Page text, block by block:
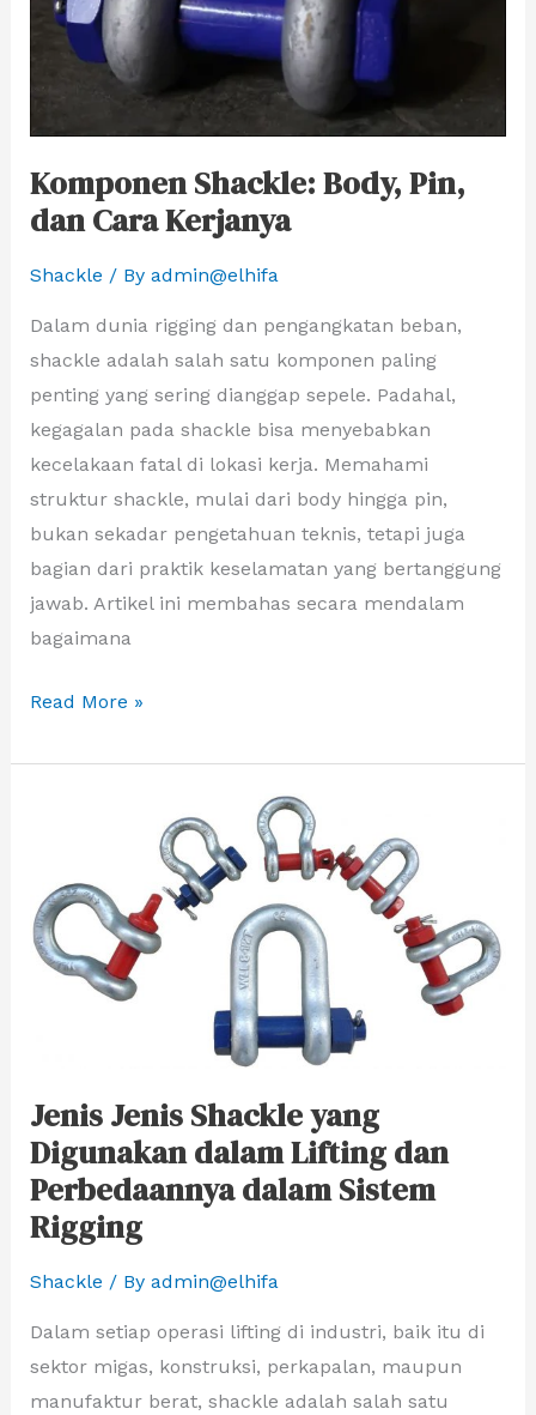
Komponen Shackle: Body, Pin,
dan Cara Kerjanya
Shackle / By admin@elhifa
Dalam dunia rigging dan pengangkatan beban,
shackle adalah salah satu komponen paling
penting yang sering dianggap sepele. Padahal,
kegagalan pada shackle bisa menyebabkan
kecelakaan fatal di lokasi kerja. Memahami
struktur shackle, mulai dari body hingga pin,
bukan sekadar pengetahuan teknis, tetapi juga
bagian dari praktik keselamatan yang bertanggung
jawab. Artikel ini membahas secara mendalam
bagaimana
Read More »
Jenis Jenis Shackle yang
Digunakan dalam Lifting dan
Perbedaannya dalam Sistem
Rigging
Shackle / By admin@elhifa
Dalam setiap operasi lifting di industri, baik itu di
sektor migas, konstruksi, perkapalan, maupun
manufaktur berat, shackle adalah salah satu
Shackle
yang
Digunakan
dalam
dalam
Sistem
Rigging